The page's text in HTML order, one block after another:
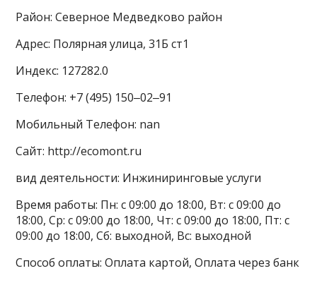
Район: Северное Медведково район
Адрес: Полярная улица, 31Б ст1
Индекс: 127282.0
Телефон: +7 (495) 150‒02‒91
Мобильный Телефон: nan
Сайт: http://ecomont.ru
вид деятельности: Инжиниринговые услуги
Время работы: Пн: с 09:00 до 18:00, Вт: с 09:00 до
18:00, Ср: с 09:00 до 18:00, Чт: с 09:00 до 18:00, Пт: с
09:00 до 18:00, Сб: выходной, Вс: выходной
Способ оплаты: Оплата картой, Оплата через банк